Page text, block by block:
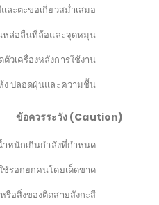
ละตะขอเกี่ยวสม่ำเสมอ
ล่อลื่นที่ล้อและจุดหมุน
วเครื่องหลังการใช้งาน
ง ปลอดฝุ่นและความชื้น
ข้อควรระวัง (Caution)
หนักเกินกำลังที่กำหนด
ช้รอกยกคนโดยเด็ดขาด
รือสิ่งของติดสายสังกะสี